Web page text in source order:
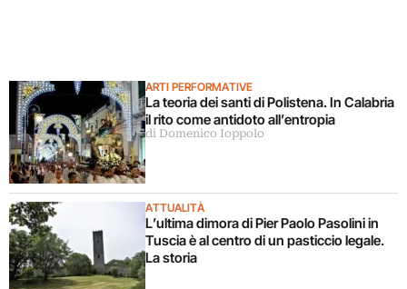
ARTI PERFORMATIVE
La teoria dei santi di Polistena. In Calabria
il rito come antidoto all’entropia
di Domenico Ioppolo
ATTUALITÀ
L’ultima dimora di Pier Paolo Pasolini in
Tuscia è al centro di un pasticcio legale.
La storia